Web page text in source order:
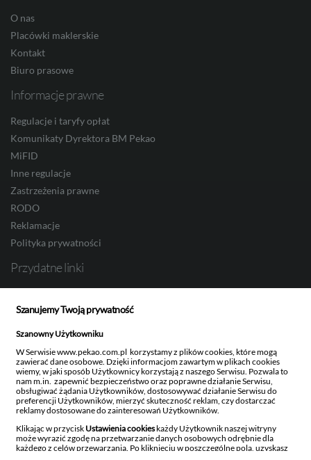
TRY
ILS
O nas
Placówki maklerskie
Kontakt
Biuro prasowe
Informacje prawne
Regulacje i taryfy opłat
Komunikaty Dyrektora BM Pekao
MiFID
Inne regulacje
Zastrzeżenia prawne
RODO
Reklamacje
Polityka prywatności
Przydatne linki
Obligacje Skarbowe
Pekao Investment Banking
Ustawienia newslettera
Bank Polska Kasa Opieki Spółka Akcyjna z siedzibą w Warszawie, ul. Żubra 1, 01-066
Warszawa, wpisany do rejestru przedsiębiorców w Sądzie Rejonowym dla m.st.
Warszawy w Warszawie, XIII Wydział Gospodarczy Krajowego Rejestru Sądowego,
KRS: 0000014843, NIP: 526-00-06-841, REGON: 000010205, wysokość kapitału
Szanujemy Twoją prywatność
Szanowny Użytkowniku
W Serwisie www.pekao.com.pl korzystamy z plików cookies, które mogą
zawierać dane osobowe. Dzięki informacjom zawartym w plikach cookies
wiemy, w jaki sposób Użytkownicy korzystają z naszego Serwisu. Pozwala to
nam m.in. zapewnić bezpieczeństwo oraz poprawne działanie Serwisu,
obsługiwać żądania Użytkowników, dostosowywać działanie Serwisu do
preferencji Użytkowników, mierzyć skuteczność reklam, czy dostarczać
reklamy dostosowane do zainteresowań Użytkowników.
Klikając w przycisk Ustawienia cookieskażdy Użytkownik naszej witryny
może wyrazić zgodę na przetwarzanie danych osobowych odrębnie dla
każdego z celów przewarzania. Po kliknięciu w poszczególne pola, uzyskasz